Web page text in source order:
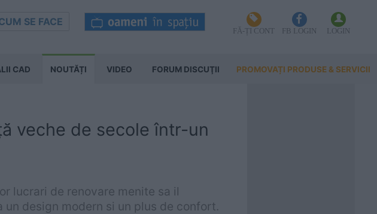
SE FACE
FĂ-ȚI CONT FB LOGIN LOGIN
CAD NOUTĂȚI VIDEO FORUM DISCUŢII PROMOVAȚI PRODUSE & SERVICII
veche de secole într-un
lucrari de renovare menite sa il
design modern si un plus de confort.